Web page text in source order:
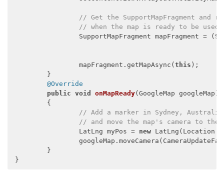
// Get the SupportMapFragment
// when the map is ready to be
		mapFragment.getMapAsync(
this );
@Override
public void onMapReady(GoogleMap googleMap)
{
// Add a marker in Sydney,
// and move the map's camera to
		LatLng myPos =
new